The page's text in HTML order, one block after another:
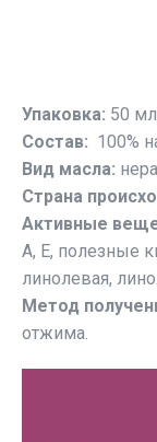
Упаковка: 50 мл
Состав: 100%
Вид масла:
Страна
Активные
А, E, полезные
линолевая,
Метод
отжима.